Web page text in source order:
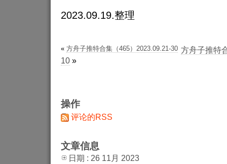
2023.09.19.整理
« 方舟子推特合集（465）2023.09.21-30 方舟子推特
10 »
操作
评论的RSS
文章信息
日期 : 26 11月 2023